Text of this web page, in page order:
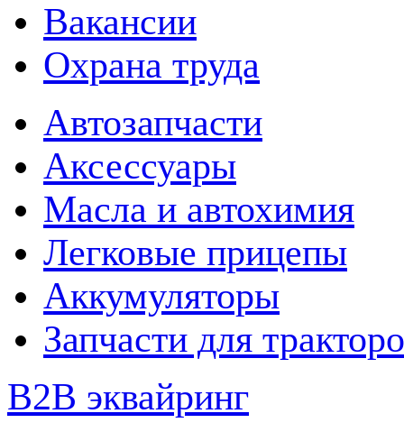
Вакансии
Охрана труда
Автозапчасти
Аксессуары
Масла и автохимия
Легковые прицепы
Аккумуляторы
Запчасти для
B2B эквайринг